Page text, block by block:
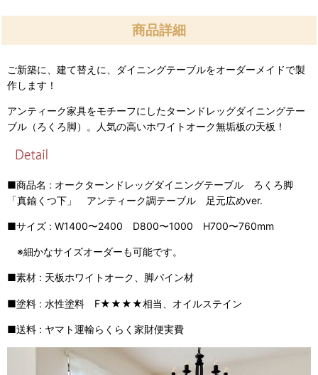
商品詳細
ご新築に、建て替えに、ダイニングテーブルをオーダーメイドで製
作します！
アンティーク家具をモチーフにしたターンドレッグダイニングテー
ブル（ろくろ脚）。人気の高いホワイトオーク無垢板の天板！
■商品名 : オークターンドレッグダイニングテーブル ろくろ脚
「真鍮くつ下」 アンティーク調テーブル 足元広めver.
■サイズ : W1400〜2400 D800〜1000 H700〜760mm
※細かなサイズオーダーも可能です。
■素材 : 天板ホワイトオーク、脚パイン材
■塗料 : 水性塗料 F★★★★相当、オイルステイン
■送料 : ヤマト運輸らくらく家財便実費